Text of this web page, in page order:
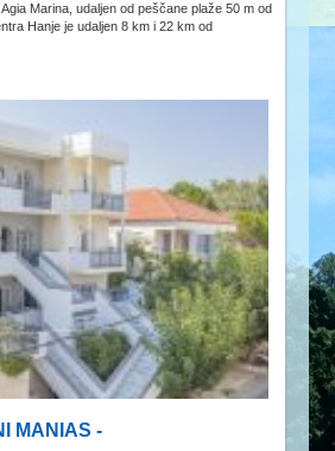
Marina, udaljen od peščane plaže 50 m od
Hanje je udaljen 8 km i 22 km od
MANIAS -